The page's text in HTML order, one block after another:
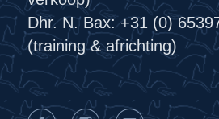
Dhr. N. Bax: +31 (0)
(training & africhting)